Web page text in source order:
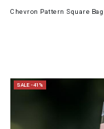
Chevron Pattern Square
SALE -41%